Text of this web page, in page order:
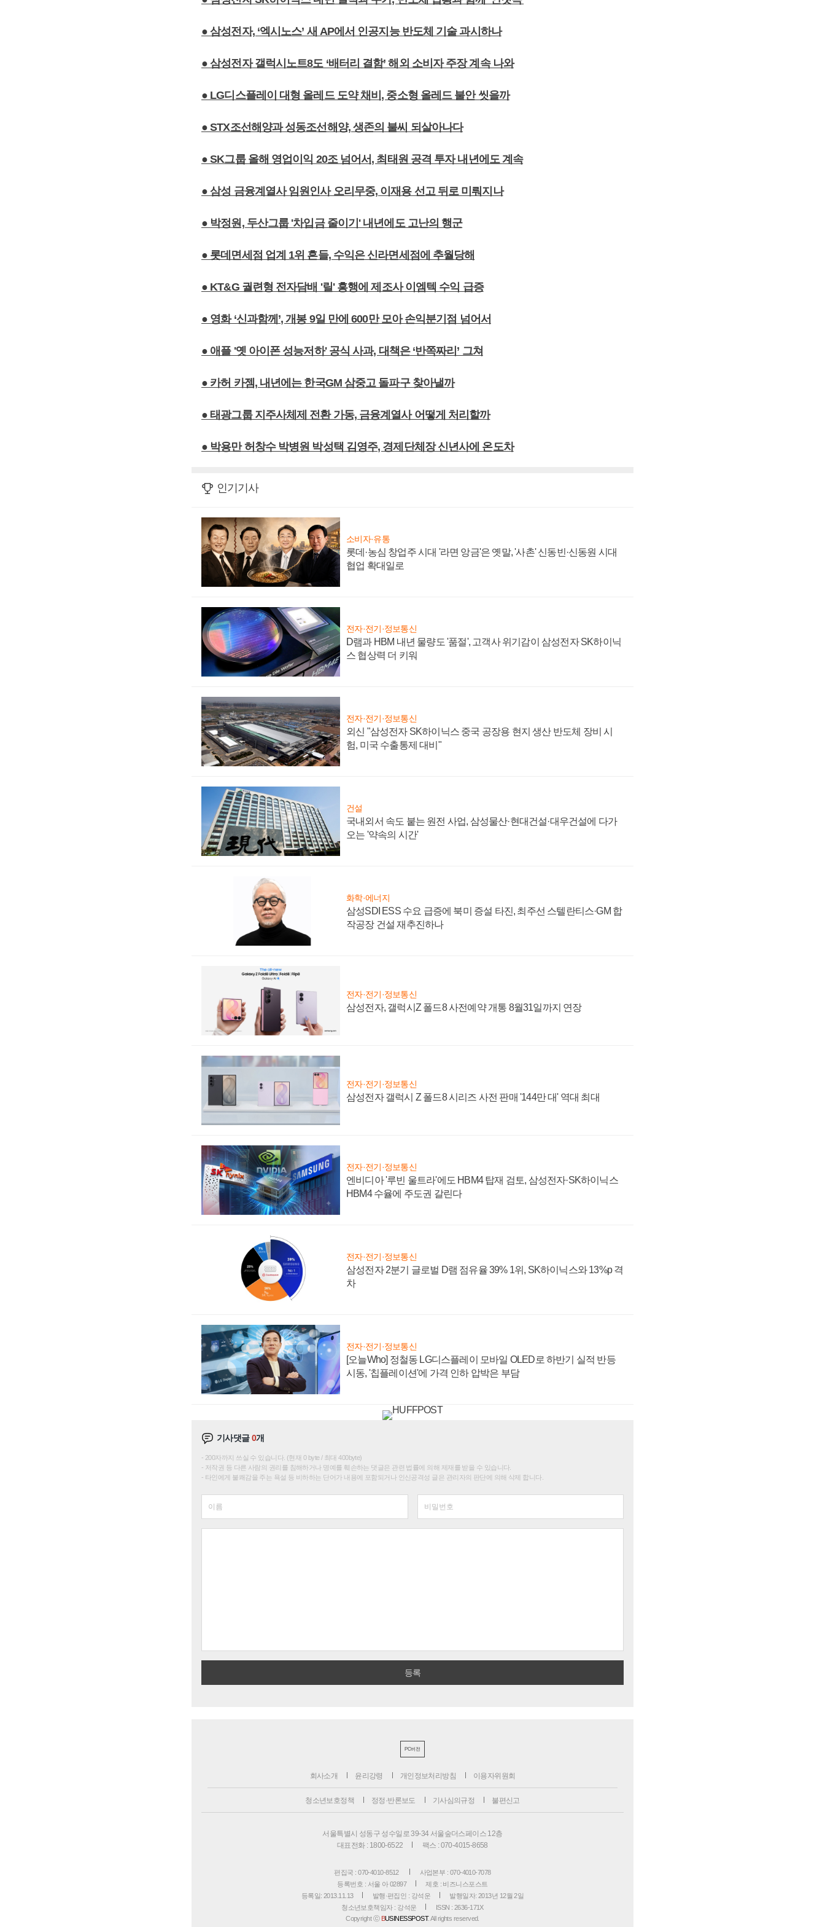
● 삼성전자, ‘엑시노스’ 새 AP에서 인공지능 반도체 기술 과시하나
● 삼성전자 갤럭시노트8도 ‘배터리 결함’ 해외 소비자 주장 계속 나와
● LG디스플레이 대형 올레드 도약 채비, 중소형 올레드 불안 씻을까
● STX조선해양과 성동조선해양, 생존의 불씨 되살아나다
● SK그룹 올해 영업이익 20조 넘어서, 최태원 공격 투자 내년에도 계속
● 삼성 금융계열사 임원인사 오리무중, 이재용 선고 뒤로 미뤄지나
● 박정원, 두산그룹 '차입금 줄이기' 내년에도 고난의 행군
● 롯데면세점 업계 1위 흔들, 수익은 신라면세점에 추월당해
● KT&G 궐련형 전자담배 '릴' 흥행에 제조사 이엠텍 수익 급증
● 영화 ‘신과함께’, 개봉 9일 만에 600만 모아 손익분기점 넘어서
● 애플 '옛 아이폰 성능저하' 공식 사과, 대책은 ‘반쪽짜리’ 그쳐
● 카허 카젬, 내년에는 한국GM 삼중고 돌파구 찾아낼까
● 태광그룹 지주사체제 전환 가동, 금융계열사 어떻게 처리할까
● 박용만 허창수 박병원 박성택 김영주, 경제단체장 신년사에 온도차
인기기사
소비자·유통
롯데·농심 창업주 시대 '라면 앙금'은 옛말, '사촌' 신동빈·신동원 시대
협업 확대일로
전자·전기·정보통신
D램과 HBM 내년 물량도 '품절', 고객사 위기감이 삼성전자 SK하이닉
스 협상력 더 키워
전자·전기·정보통신
외신 "삼성전자 SK하이닉스 중국 공장용 현지 생산 반도체 장비 시
험, 미국 수출통제 대비"
건설
국내외서 속도 붙는 원전 사업, 삼성물산·현대건설·대우건설에 다가
오는 '약속의 시간'
화학·에너지
삼성SDI ESS 수요 급증에 북미 증설 타진, 최주선 스텔란티스·GM 합
작공장 건설 재추진하나
전자·전기·정보통신
삼성전자, 갤럭시Z 폴드8 사전예약 개통 8월31일까지 연장
전자·전기·정보통신
삼성전자 갤럭시 Z 폴드8 시리즈 사전 판매 '144만 대' 역대 최대
전자·전기·정보통신
엔비디아 '루빈 울트라'에도 HBM4 탑재 검토, 삼성전자·SK하이닉스
HBM4 수율에 주도권 갈린다
전자·전기·정보통신
삼성전자 2분기 글로벌 D램 점유율 39% 1위, SK하이닉스와 13%p 격
차
전자·전기·정보통신
[오늘Who] 정철동 LG디스플레이 모바일 OLED로 하반기 실적 반등
시동, '칩플레이션'에 가격 인하 압박은 부담
기사댓글0개
200자까지 쓰실 수 있습니다. (현재 0 byte / 최대 400byte)
저작권 등 다른 사람의 권리를 침해하거나 명예를 훼손하는 댓글은 관련 법률에 의해 제재를 받을 수 있습니다.
타인에게 불쾌감을 주는 욕설 등 비하하는 단어가 내용에 포함되거나 인신공격성 글은 관리자의 판단에 의해 삭제 합니다.
PC버전
회사소개 윤리강령 개인정보처리방침 이용자위원회
청소년보호정책 정정·반론보도 기사심의규정 불편신고
서울특별시 성동구 성수일로 39-34 서울숲더스페이스 12층
대표전화 : 1800-6522
팩스 : 070-4015-8658
편집국 : 070-4010-8512
사업본부 : 070-4010-7078
등록번호 : 서울 아 02897
제호 : 비즈니스포스트
등록일: 2013.11.13
발행·편집인 : 강석운
발행일자: 2013년 12월 2일
청소년보호책임자 : 강석운
ISSN : 2636-171X
Copyright ⓒ BUSINESSPOST. All rights reserved.